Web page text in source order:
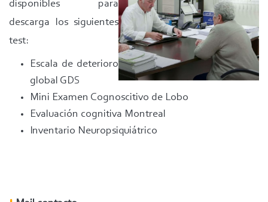
disponibles para
descarga los siguientes
test:
Escala de deterioro
global GDS
Mini Examen Cognoscitivo de Lobo
Evaluación cognitiva Montreal
Inventario Neuropsiquiátrico